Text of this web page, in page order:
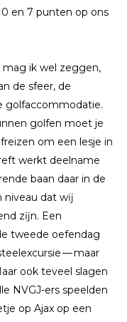
en 7 punten op ons
ik wel zeggen,
de sfeer, de
golfaccommodatie.
golfen moet je
om een lesje in
werkt deelname
baan daar in de
niveau dat wĳ
zĳn. Een
tweede oefendag
— maar
ook teveel slagen
NVGJ-ers speelden
op Ajax op een